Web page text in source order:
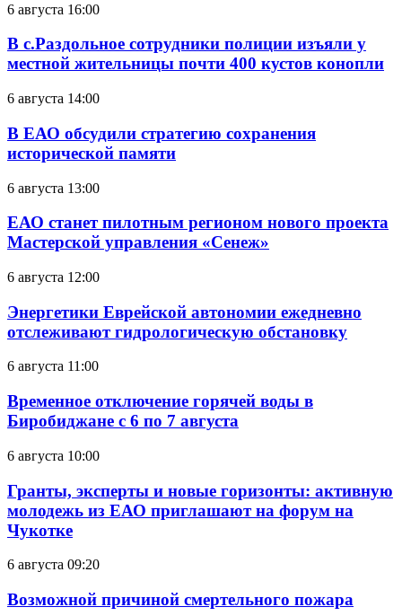
6 августа 16:00
В с.Раздольное сотрудники полиции изъяли у
местной жительницы почти 400 кустов конопли
6 августа 14:00
В ЕАО обсудили стратегию сохранения
исторической памяти
6 августа 13:00
ЕАО станет пилотным регионом нового проекта
Мастерской управления «Сенеж»
6 августа 12:00
Энергетики Еврейской автономии ежедневно
отслеживают гидрологическую обстановку
6 августа 11:00
Временное отключение горячей воды в
Биробиджане с 6 по 7 августа
6 августа 10:00
Гранты, эксперты и новые горизонты: активную
молодежь из ЕАО приглашают на форум на
Чукотке
6 августа 09:20
Возможной причиной смертельного пожара